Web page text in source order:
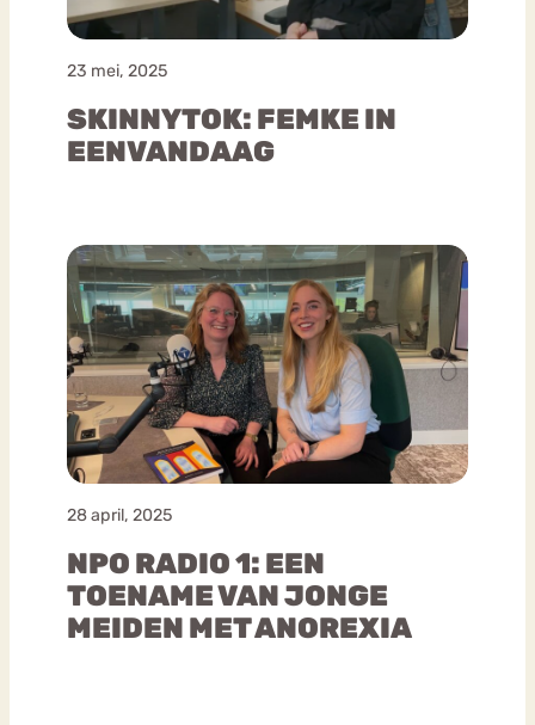
23 mei, 2025
SKINNYTOK: FEMKE IN
EENVANDAAG
28 april, 2025
NPO RADIO 1: EEN
TOENAME VAN JONGE
MEIDEN MET ANOREXIA